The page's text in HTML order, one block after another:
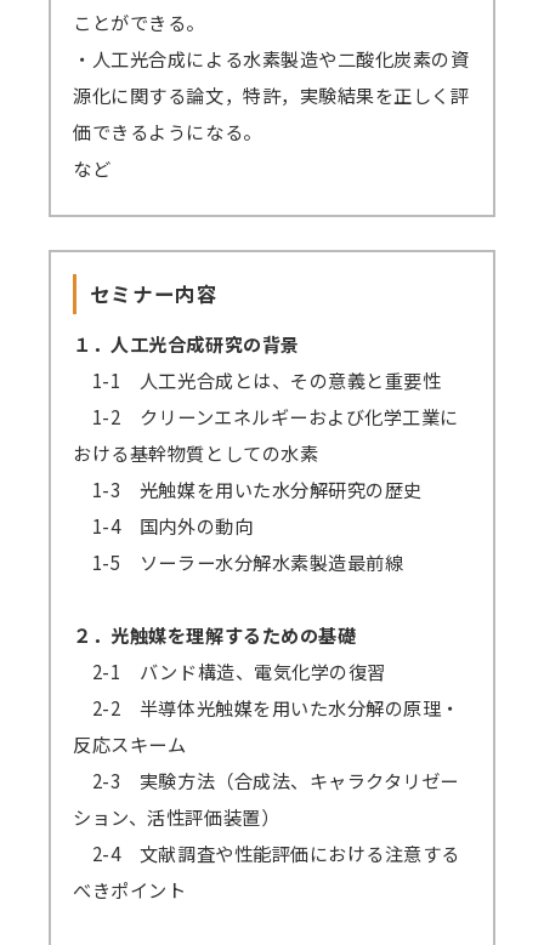
ことができる。
・人工光合成による水素製造や二酸化炭素の資
源化に関する論文，特許，実験結果を正しく評
価できるようになる。
など
セミナー内容
１．人工光合成研究の背景
1-1 人工光合成とは、その意義と重要性
1-2 クリーンエネルギーおよび化学工業に
おける基幹物質としての水素
1-3 光触媒を用いた水分解研究の歴史
1-4 国内外の動向
1-5 ソーラー水分解水素製造最前線
２．光触媒を理解するための基礎
2-1 バンド構造、電気化学の復習
2-2 半導体光触媒を用いた水分解の原理・
反応スキーム
2-3 実験方法（合成法、キャラクタリゼー
ション、活性評価装置）
2-4 文献調査や性能評価における注意する
べきポイント